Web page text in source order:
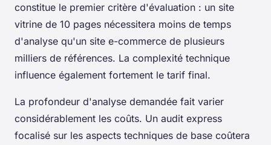
constitue le premier critère d'évaluation : un site
vitrine de 10 pages nécessitera moins de temps
d'analyse qu'un site e-commerce de plusieurs
milliers de références. La complexité technique
influence également fortement le tarif final.
La profondeur d'analyse demandée fait varier
considérablement les coûts. Un audit express
focalisé sur les aspects techniques de base coûtera